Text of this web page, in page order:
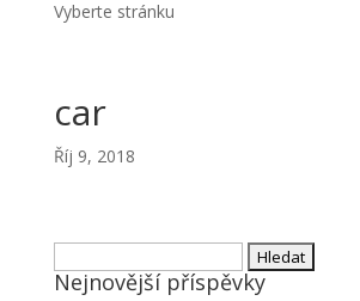
Vyberte stránku
car
Říj 9, 2018
Nejnovější příspěvky